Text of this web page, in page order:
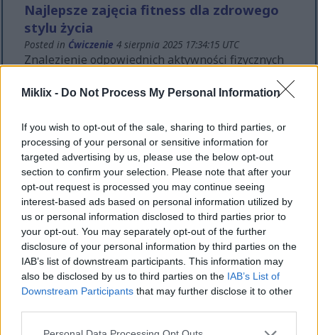
Miklix - Do Not Process My Personal Information
If you wish to opt-out of the sale, sharing to third parties, or
processing of your personal or sensitive information for
targeted advertising by us, please use the below opt-out
section to confirm your selection. Please note that after your
opt-out request is processed you may continue seeing
interest-based ads based on personal information utilized by
us or personal information disclosed to third parties prior to
your opt-out. You may separately opt-out of the further
disclosure of your personal information by third parties on the
IAB’s list of downstream participants. This information may
also be disclosed by us to third parties on the IAB’s List of
Downstream Participants that may further disclose it to other
Please note that this website/app uses one or more Google
Najlepsze zajęcia fitness dla zdrowego
stylu życia
Posted in Ćwiczenie 4 sierpnia 2025 17:34:15 UTC
Znalezienie odpowiednich aktywności fizycznych
uciążliwego obowiązku w przyjemny styl życia.
trwałością, zapewniając motywację i przynosząc
rezultaty. W tym kompleksowym przewodniku
przyjrzymy się i ocenimy 10 najlepszych
aktywności fizycznych dla zdrowego stylu życia,
pomagając Ci odkryć opcje dopasowane do
Twoich osobistych celów, preferencji i poziomu
sprawności.Czytaj więcej...
Od elastyczności do łagodzenia stresu:
kompleksowe korzyści zdrowotne jogi
Posted inĆwiczenie 10 kwietnia 2025 09:02:05 UTC
Joga to holistyczna praktyka, która oferuje liczne
korzyści zdrowotne, poprawiając zarówno